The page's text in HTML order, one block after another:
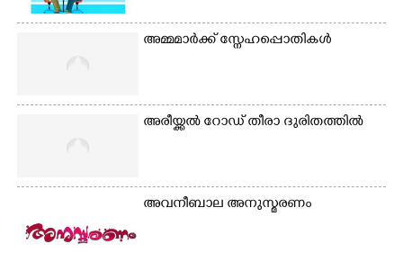
അമ്മമാർക്ക് സ്നേഹപ്പൊതികൾ
അരീയ്ക്കൽ റോഡ് തീരാ ദുരിതത്തിൽ
അവനീബാല അനുസ്മരണം